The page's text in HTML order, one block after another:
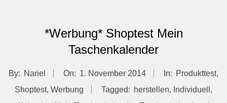
*Werbung* Shoptest Mein
Taschenkalender
By: Nariel On: 1. November 2014 In: Produkttest,
Shoptest, Werbung Tagged: herstellen, Individuell ,